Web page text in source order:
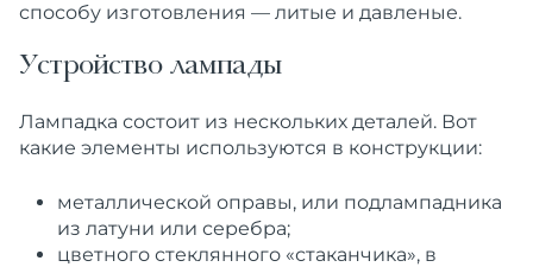
способу изготовления — литые и давленые.
Устройство лампады
Лампадка состоит из нескольких деталей. Вот
какие элементы используются в конструкции:
металлической оправы, или подлампадника
из латуни или серебра;
цветного стеклянного «стаканчика», в